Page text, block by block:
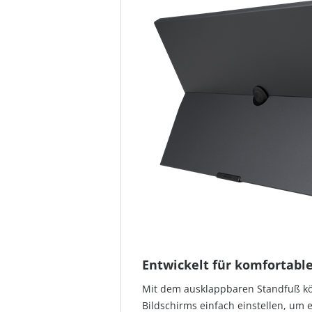
Entwickelt für
Mit dem ausklappbaren Standfuß
Bildschirms einfach einstellen, um